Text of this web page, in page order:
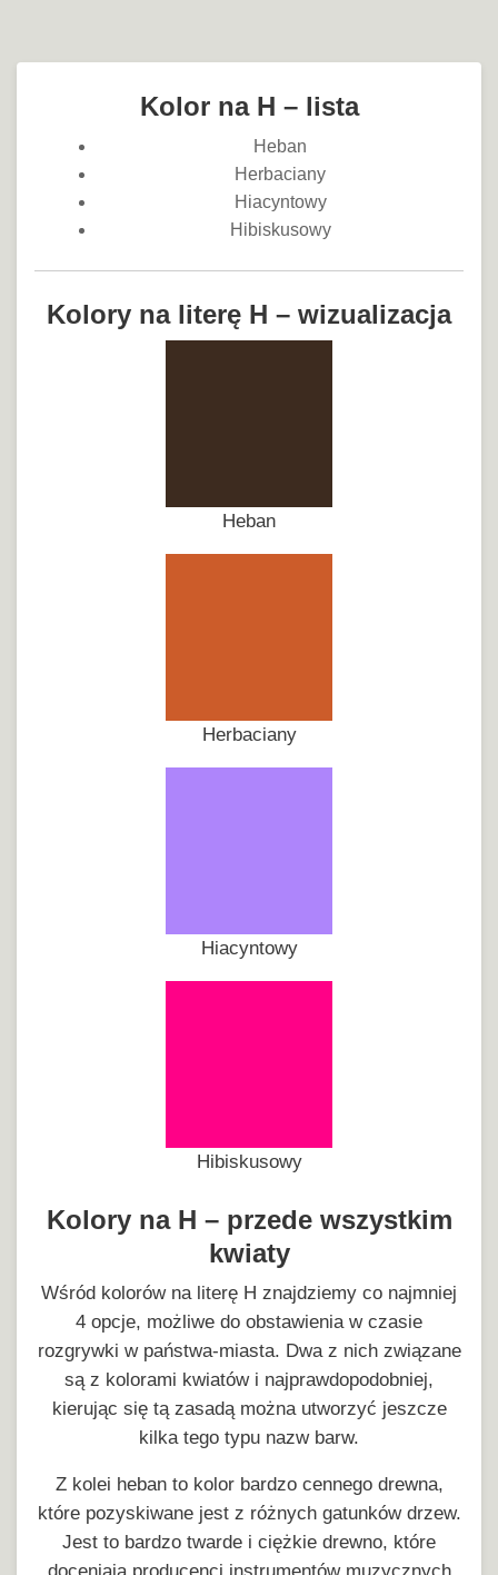
Kolor na H – lista
Heban
Herbaciany
Hiacyntowy
Hibiskusowy
Kolory na literę H – wizualizacja
Heban
Herbaciany
Hiacyntowy
Hibiskusowy
Kolory na H – przede wszystkim
kwiaty
Wśród kolorów na literę H znajdziemy co najmniej
4 opcje, możliwe do obstawienia w czasie
rozgrywki w państwa-miasta. Dwa z nich związane
są z kolorami kwiatów i najprawdopodobniej,
kierując się tą zasadą można utworzyć jeszcze
kilka tego typu nazw barw.
Z kolei heban to kolor bardzo cennego drewna,
które pozyskiwane jest z różnych gatunków drzew.
Jest to bardzo twarde i ciężkie drewno, które